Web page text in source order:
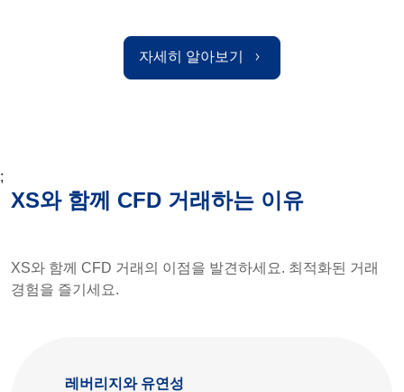
자세히 알아보기
;
XS와 함께 CFD 거래하는 이유
XS와 함께 CFD 거래의 이점을 발견하세요. 최적화된 거래
경험을 즐기세요.
레버리지와 유연성